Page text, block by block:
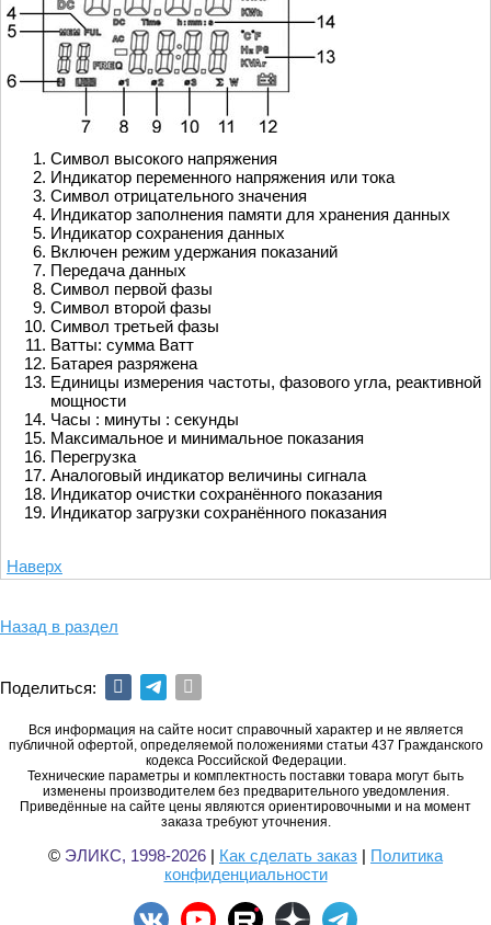
Символ высокого напряжения
Индикатор переменного напряжения или тока
Символ отрицательного значения
Индикатор заполнения памяти для хранения данных
Индикатор сохранения данных
Включен режим удержания показаний
Передача данных
Символ первой фазы
Символ второй фазы
Символ третьей фазы
Ватты: сумма Ватт
Батарея разряжена
Единицы измерения частоты, фазового угла, реактивной
мощности
Часы : минуты : секунды
Максимальное и минимальное показания
Перегрузка
Аналоговый индикатор величины сигнала
Индикатор очистки сохранённого показания
Индикатор загрузки сохранённого показания
Наверх
Назад в раздел
Поделиться:
Вся информация на сайте носит справочный характер и не является
публичной офертой, определяемой положениями статьи 437 Гражданского
кодекса Российской Федерации.
Технические параметры и комплектность поставки товара могут быть
изменены производителем без предварительного уведомления.
Приведённые на сайте цены являются ориентировочными и на момент
заказа требуют уточнения.
© ЭЛИКС, 1998-2026 | Как сделать заказ | Политика
конфиденциальности